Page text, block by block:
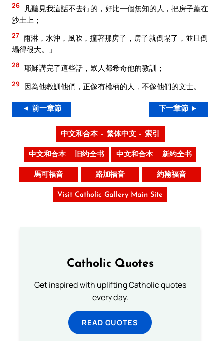
26
凡聽見我這話不去行的，好比一個無知的人，把房子蓋在
沙土上；
27 雨淋，水沖，風吹，撞著那房子，房子就倒塌了，並且倒
塌得很大。」
28 耶穌講完了這些話，眾人都希奇他的教訓；
29 因為他教訓他們，正像有權柄的人，不像他們的文士。
◄ 前一章節 下一章節 ►
中文和合本 – 繁体中文 – 索引
中文和合本 – 旧约全书 中文和合本 – 新约全书
馬可福音 路加福音 約翰福音
Visit Catholic Gallery Main Site
Catholic Quotes
Get inspired with uplifting Catholic quotes
every day.
READ QUOTES